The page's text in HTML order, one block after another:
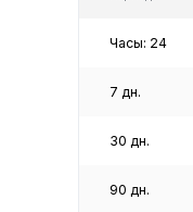
Часы: 24
7 дн.
30 дн.
90 дн.